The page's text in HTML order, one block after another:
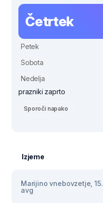
Četrtek
Petek
Sobota
Nedelja
prazniki zaprto
Sporoči napako
Izjeme
Marijino vnebovzetje, 15.
avg